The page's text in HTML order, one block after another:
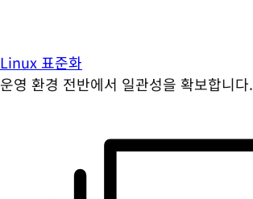
Linux 표준화
운영 환경 전반에서 일관성을 확보합니다.